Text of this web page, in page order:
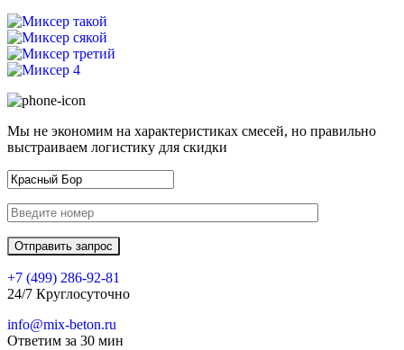
Мы не экономим на характеристиках смесей, но правильно
выстраиваем логистику для скидки
+7 (499) 286-92-81
24/7 Круглосуточно
info@mix-beton.ru
Ответим за 30 мин